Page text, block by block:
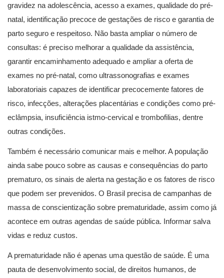
gravidez na adolescência, acesso a exames, qualidade do pré-
natal, identificação precoce de gestações de risco e garantia de
parto seguro e respeitoso. Não basta ampliar o número de
consultas: é preciso melhorar a qualidade da assistência,
garantir encaminhamento adequado e ampliar a oferta de
exames no pré-natal, como ultrassonografias e exames
laboratoriais capazes de identificar precocemente fatores de
risco, infecções, alterações placentárias e condições como pré-
eclâmpsia, insuficiência istmo-cervical e trombofilias, dentre
outras condições.
Também é necessário comunicar mais e melhor. A população
ainda sabe pouco sobre as causas e consequências do parto
prematuro, os sinais de alerta na gestação e os fatores de risco
que podem ser prevenidos. O Brasil precisa de campanhas de
massa de conscientização sobre prematuridade, assim como já
acontece em outras agendas de saúde pública. Informar salva
vidas e reduz custos.
A prematuridade não é apenas uma questão de saúde. É uma
pauta de desenvolvimento social, de direitos humanos, de